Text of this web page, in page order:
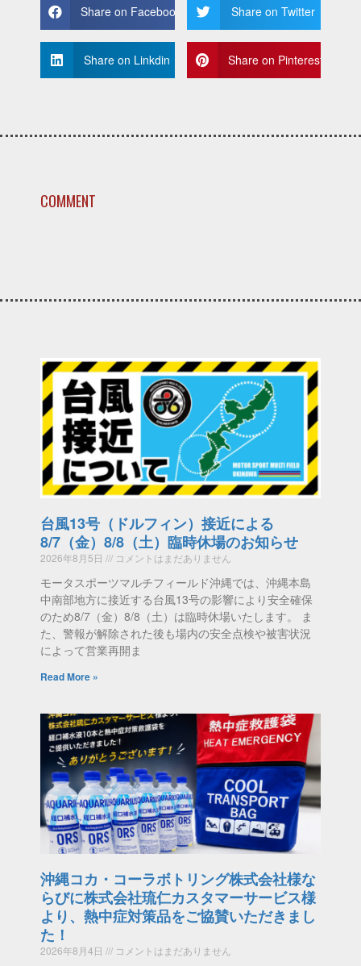
Share on Facebook Share on Twitter
Share on Linkdin Share on Pinterest
COMMENT
台風13号（ドルフィン）接近による
8/7（金）8/8（土）臨時休場のお知らせ
2026年8月5日 コメントはまだありません
モータスポーツマルチフィールド沖縄では、沖縄本島
中南部地方に接近する台風13号の影響により安全確保
のため8/7（金）8/8（土）は臨時休場いたします。 ま
た、警報が解除された後も場内の安全点検や被害状況
によって営業再開ま
Read More »
沖縄コカ・コーラボトリング株式会社様な
らびに株式会社琉仁カスタマーサービス様
より、熱中症対策品をご協賛いただきまし
た！
2026年8月4日 コメントはまだありません